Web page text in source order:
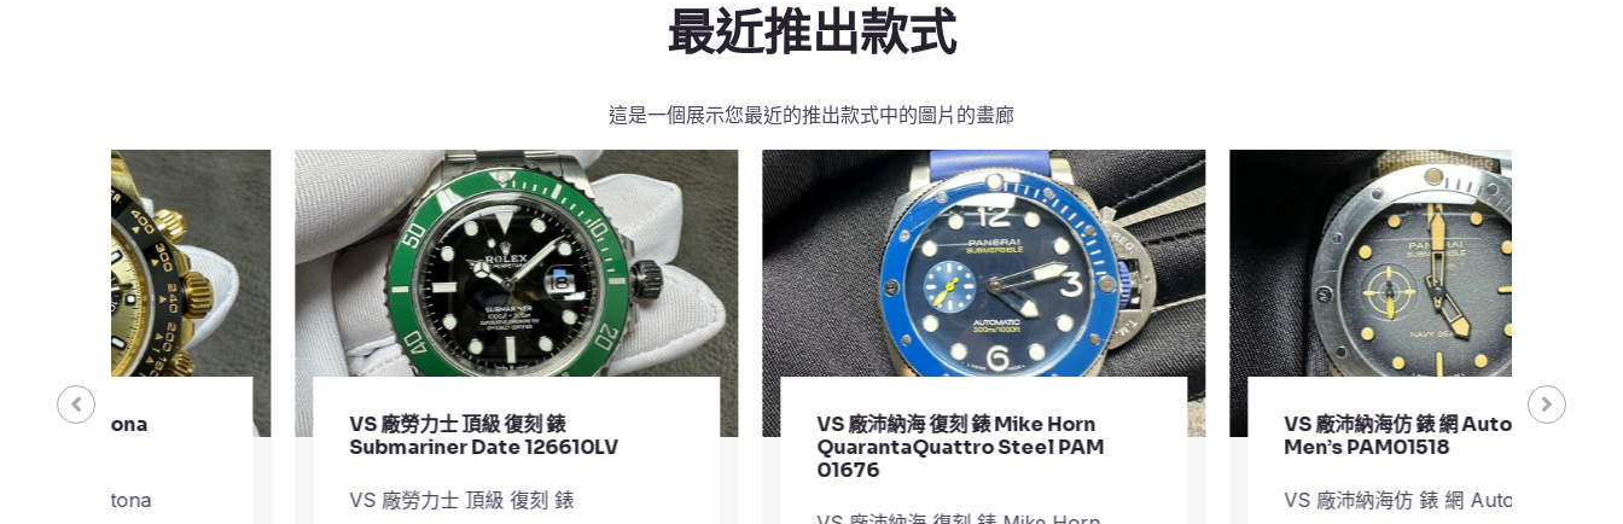
最近推出款式
這是一個展示您最近的推出款式中的圖片的畫廊
VS 廠勞力士 頂級 復刻 錶
Submariner Date 126610LV
VS 廠勞力士 頂級 復刻 錶
VS 廠沛納海 復刻 錶 Mike Horn
QuarantaQuattro Steel PAM
VS 廠沛納海仿 錶 網 Automatic
VS 廠沛納海仿 錶 網 Automatic